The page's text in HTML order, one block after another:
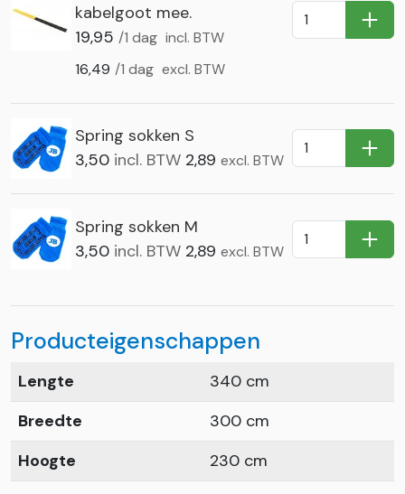
kabelgoot mee.
19,95 /1 dag incl. BTW
16,49 /1 dag excl. BTW
In
Spring sokken S
3,50 incl. BTW 2,89 excl. BTW In
Spring sokken M
3,50 incl. BTW 2,89 excl. BTW In
Producteigenschappen
Lengte
340 cm
Breedte
300 cm
Hoogte
230 cm